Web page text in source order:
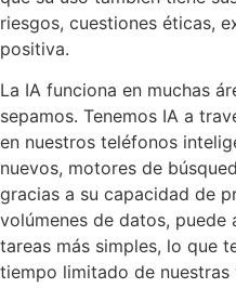
riesgos, cuestiones éticas,
positiva.
La IA funciona en muchas
sepamos. Tenemos IA a
en nuestros teléfonos
nuevos, motores de
gracias a su capacidad de
volúmenes de datos, puede
tareas más simples, lo que
tiempo limitado de nuestras